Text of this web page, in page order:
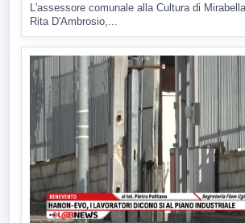
L'assessore comunale alla Cultura di
Rita D'Ambrosio,...